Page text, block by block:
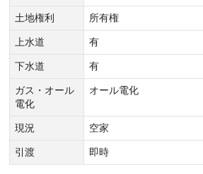
土地権利 所有権
上水道 有
下水道 有
ガス・オール
電化
オール電化
現況 空家
引渡 即時